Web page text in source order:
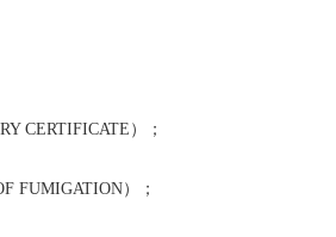
CERTIFICATE）；
FUMIGATION）；